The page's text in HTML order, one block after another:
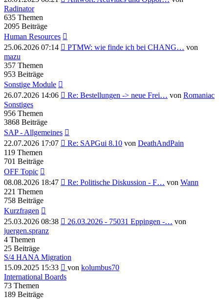
Radinator
635 Themen
2095 Beiträge
Human Resources
25.06.2026 07:14
Neuester
PTMW: wie finde ich bei CHANG… von
mazu
357 Themen
953 Beiträge
Sonstige Module
26.07.2026 14:06
Neuester
Re: Bestellungen -> neue Frei… von Romaniac
Sonstiges
956 Themen
3868 Beiträge
SAP - Allgemeines
22.07.2026 17:07
Neuester
Re: SAPGui 8.10 von DeathAndPain
119 Themen
701 Beiträge
OFF Topic
08.08.2026 18:47
Neuester
Re: Politische Diskussion - F… von Wann
221 Themen
758 Beiträge
Kurzfragen
25.03.2026 08:38
Neuester
26.03.2026 - 75031 Eppingen -… von
juergen.spranz
4 Themen
25 Beiträge
S/4 HANA Migration
15.09.2025 15:33
Neuester
Beitrag
von kolumbus70
International Boards
73 Themen
189 Beiträge